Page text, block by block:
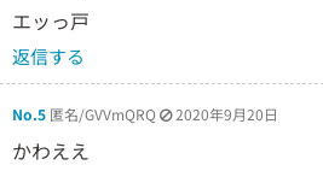
エッっ戸
返信する
No.5 匿名/GVVmQRQ 2020年9月20日
かわええ